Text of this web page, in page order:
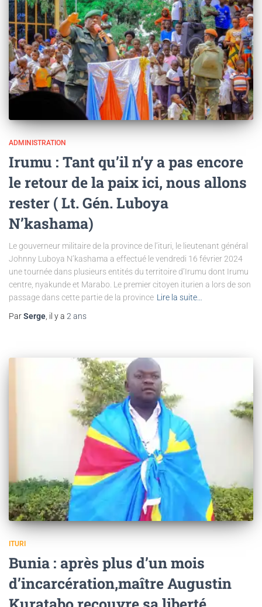
ADMINISTRATION
Irumu : Tant qu’il n’y a pas encore
le retour de la paix ici, nous allons
rester ( Lt. Gén. Luboya
N’kashama)
Le gouverneur militaire de la province de l’ituri, le lieutenant général
Johnny Luboya N’kashama a effectué le vendredi 16 février 2024
une tournée dans plusieurs entités du territoire d’Irumu dont Irumu
centre, nyakunde et Marabo. Le premier citoyen iturien a lors de son
passage dans cette partie de la province Lire la suite…
ParSerge , il y a 2 ans
ITURI
Bunia : après plus d’un mois
d’incarcération,maître Augustin